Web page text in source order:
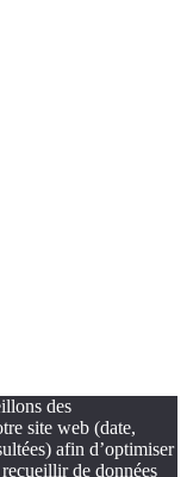
des
site web (date,
afin d’optimiser
de données